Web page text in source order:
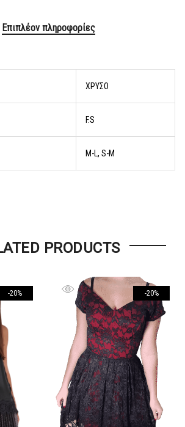
Επιπλέον πληροφορίες
ΧΡΥΣΟ
F.S
M-L, S-M
PRODUCTS
-20% -20%